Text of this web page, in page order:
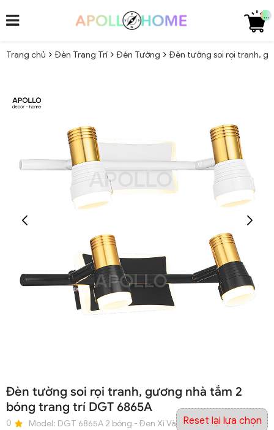
...
Trang chủ Đèn Trang Trí Đèn Tường Đèn tường soi rọi tranh,
Đèn tường soi rọi tranh, gương nhà tắm 2
bóng trang trí DGT 6865A
0 Model: DGT 6865A 2 bóng - Đen Xi Vàng - L320 - AS 3000K
Reset lại lựa chọn